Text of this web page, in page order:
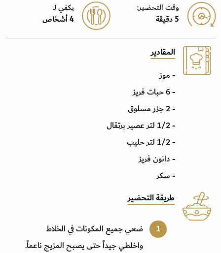
وقت التحضير:
5 دقيقة
يكفي J
4 أشخاص
المقادير
- موز
- 6 حبات فريز
- 2 جزر مسلوق
- 1/2 لتر عصير برتقال
- 1/2 لتر حليب
- دانون فريز
- سكر
طريقة التحضير
ضعي جميع المكونات في الخلاط
واخلطي جيداً حتى يصبح المزيج ناعماً.